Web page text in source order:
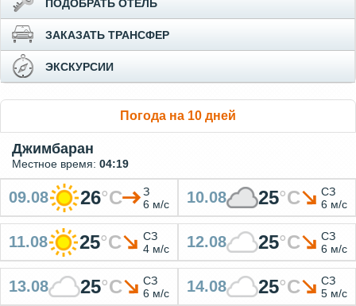
ПОДОБРАТЬ ОТЕЛЬ
ЗАКАЗАТЬ ТРАНСФЕР
ЭКСКУРСИИ
Погода на 10 дней
Джимбаран
Местное время: 04:19
09.08 26°C
З
6 м/с
10.08 25°C
СЗ
6 м/с
11.08 25°C
СЗ
4 м/с
12.08 25°C
СЗ
6 м/с
13.08 25°C
СЗ
6 м/с
14.08 25°C
СЗ
5 м/с